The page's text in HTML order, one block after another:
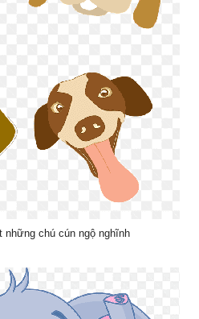
những chú cún ngộ nghĩnh